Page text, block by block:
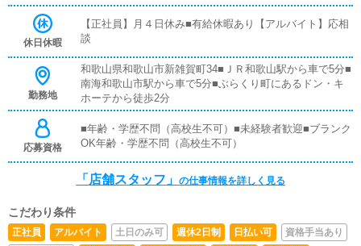
アルや、先輩スタッフに付いて業務内容を見ながら徐々に
覚えていただきますので、未経験の方でも安心して働けま
す。■PC更新業務ヘブンネットなど、ポータルサイト等の
情報やイベント、求人ブログの作成となります。基本的に
はボタンを押すだけや、ブログの更新時に簡単に文字が入
力出来れば問題ありません。PCが苦手な人でも簡単にで
きます。■清掃・備品管理お客様やキャストの方に快適に
お過ごしいただくため、店内の清掃や備品の管理・補充を
行っていただきます。
休日休暇
【正社員】月４日休み■有給休暇あり【アルバイト】応相
談
勤務地
和歌山県和歌山市新雑賀町34■ＪＲ和歌山駅から車で5分■
南海和歌山市駅から車で5分■ぶらくり町にあるドン・キ
ホーテから徒歩2分
応募資格
■年齢・学歴不問（高校生不可）■未経験者歓迎■ブランク
OK年齢・学歴不問（高校生不可）
「店舗スタッフ」 の仕事情報を詳しく見る
こだわり条件
正社員 アルバイト 土日のみ可 週休2日制 日払い可
資格手当あり